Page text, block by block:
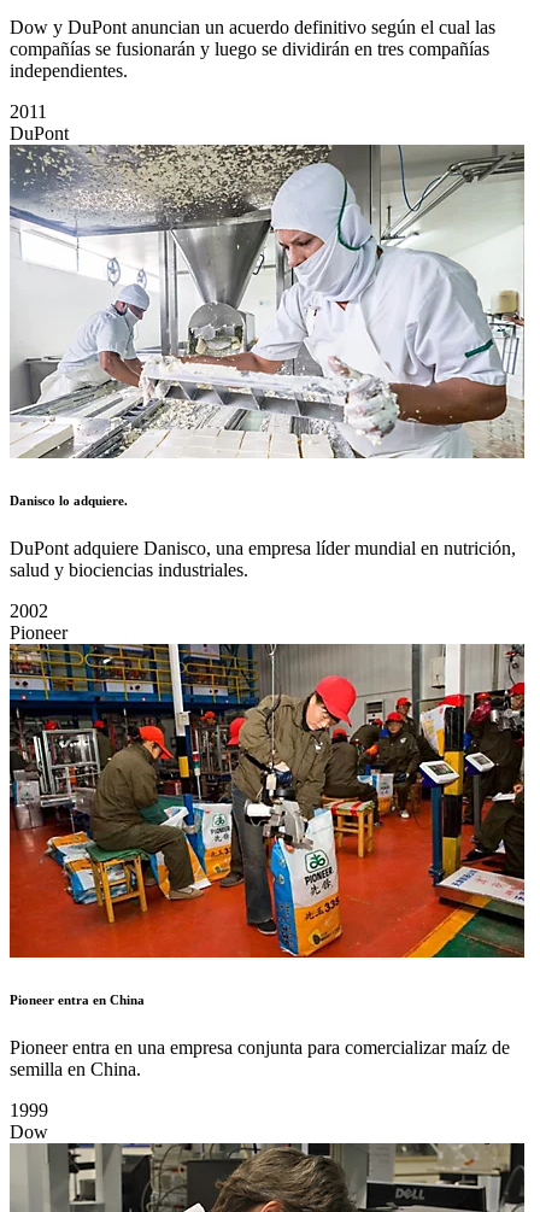
Dow y DuPont anuncian un acuerdo definitivo según el cual las
compañías se fusionarán y luego se dividirán en tres compañías
independientes.
2011
DuPont
Danisco lo adquiere.
DuPont adquiere Danisco, una empresa líder mundial en nutrición,
salud y biociencias industriales.
2002
Pioneer
Pioneer entra en China
Pioneer entra en una empresa conjunta para comercializar maíz de
semilla en China.
1999
Dow